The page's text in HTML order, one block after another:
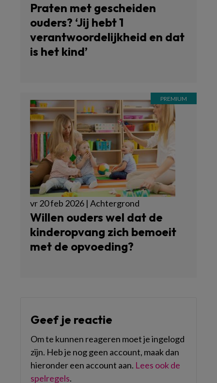
Praten met gescheiden
ouders? ‘Jij hebt 1
verantwoordelijkheid en dat
is het kind’
vr 20 feb 2026 | Achtergrond
Willen ouders wel dat de
kinderopvang zich bemoeit
met de opvoeding?
Geef je reactie
Om te kunnen reageren moet je ingelogd
zijn. Heb je nog geen account, maak dan
hieronder een account aan. Lees ook de
spelregels.